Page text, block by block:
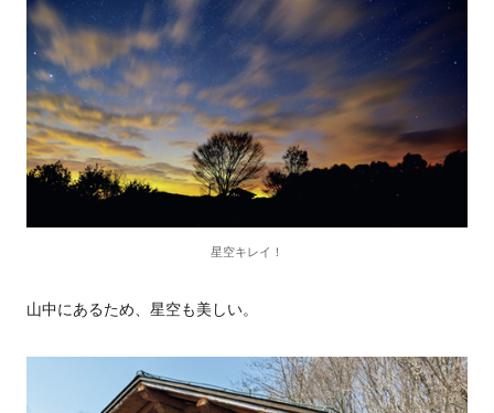
星空キレイ！
山中にあるため、星空も美しい。